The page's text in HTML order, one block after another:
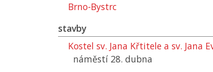
Brno-Bystrc
stavby
Kostel sv. Jana Křtitele a sv. Jana
náměstí 28. dubna